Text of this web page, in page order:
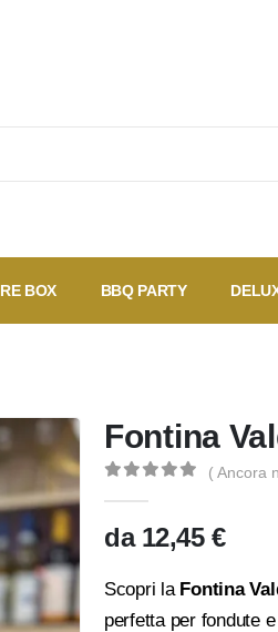
BOX BBQ PARTY
Fontina
( Ancora
da 12,45 €
Scopri la Fontina
perfetta per fondute